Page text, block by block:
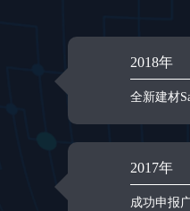
2018年
全新建材
2017年
成功申报